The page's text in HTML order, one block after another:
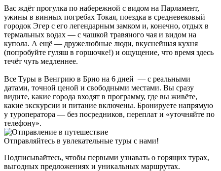
Вас ждёт прогулка по набережной с видом на Парламент,
ужины в винных погребах Токая, поездка в средневековый
городок Эгер с его легендарным замком и, конечно, отдых в
термальных водах — с чашкой травяного чая и видом на
купола. А ещё — дружелюбные люди, вкуснейшая кухня
(попробуйте гуляш в горшочке!) и ощущение, что время здесь
течёт чуть медленнее.
Все Туры в Венгрию в Брно на 6 дней — с реальными
датами, точной ценой и свободными местами. Вы сразу
видите, какие города входят в программу, где вы живёте,
какие экскурсии и питание включены. Бронируете напрямую
у туроператора — без посредников, переплат и «уточняйте по
телефону».
Отправляйтесь в увлекательные туры с нами!
Подписывайтесь, чтобы первыми узнавать о горящих турах,
выгодных предложениях и уникальных маршрутах.